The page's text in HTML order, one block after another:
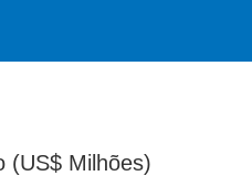
(US$ Milhões)